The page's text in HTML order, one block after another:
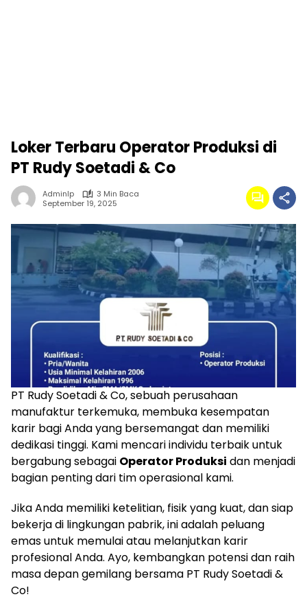
Loker Terbaru Operator Produksi di
PT Rudy Soetadi & Co
Adminlp
3 Min Baca
September 19, 2025
PT Rudy Soetadi & Co, sebuah perusahaan
manufaktur terkemuka, membuka kesempatan
karir bagi Anda yang bersemangat dan memiliki
dedikasi tinggi. Kami mencari individu terbaik untuk
bergabung sebagai Operator Produksi dan menjadi
bagian penting dari tim operasional kami.
Jika Anda memiliki ketelitian, fisik yang kuat, dan siap
bekerja di lingkungan pabrik, ini adalah peluang
emas untuk memulai atau melanjutkan karir
profesional Anda. Ayo, kembangkan potensi dan raih
masa depan gemilang bersama PT Rudy Soetadi &
Co!